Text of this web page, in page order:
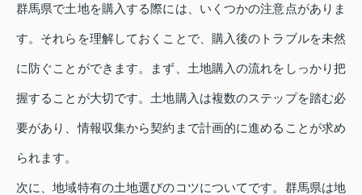
群馬県で土地を購入する際には、いくつかの注意点がありま
す。それらを理解しておくことで、購入後のトラブルを未然
に防ぐことができます。まず、土地購入の流れをしっかり把
握することが大切です。土地購入は複数のステップを踏む必
要があり、情報収集から契約まで計画的に進めることが求め
られます。
次に、地域特有の土地選びのコツについてです。群馬県は地